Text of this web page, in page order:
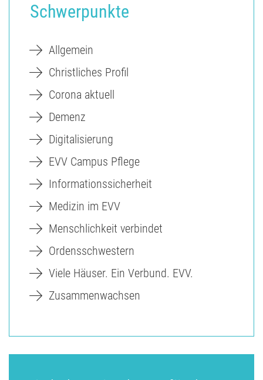
Schwerpunkte
Allgemein
Christliches Profil
Corona aktuell
Demenz
Digitalisierung
EVV Campus Pflege
Informationssicherheit
Medizin im EVV
Menschlichkeit verbindet
Ordensschwestern
Viele Häuser. Ein Verbund. EVV.
Zusammenwachsen